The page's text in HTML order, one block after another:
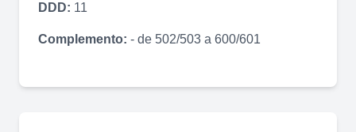
DDD: 11
Complemento: - de 502/503 a 600/601